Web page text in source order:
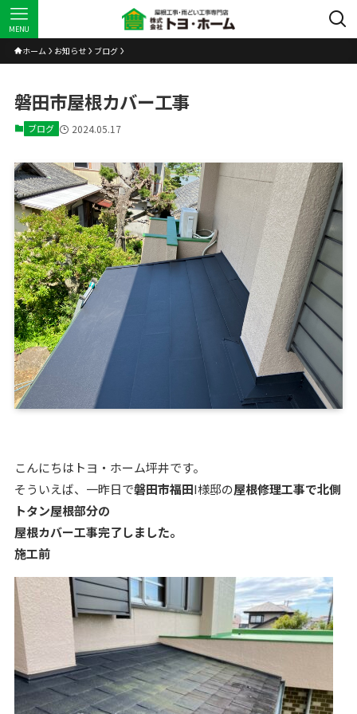
MENU
ホーム お知らせ ブログ
磐田市屋根カバー工事
ブログ 2024.05.17
こんにちはトヨ・ホーム坪井です。
そういえば、一昨日で磐田市福田I様邸の屋根修理工事で北側
トタン屋根部分の
屋根カバー工事完了しました。
施工前